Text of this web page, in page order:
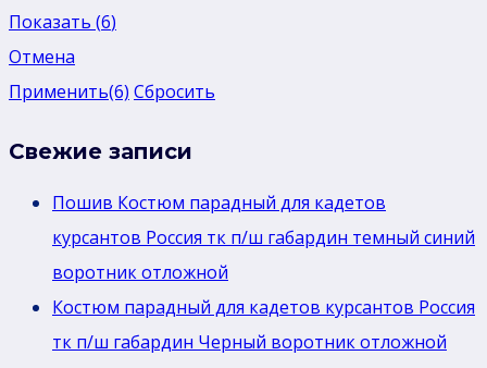
Показать (6)
Отмена
Применить(6) Сбросить
Свежие записи
Пошив Костюм парадный для кадетов
курсантов Россия тк п/ш габардин темный синий
воротник отложной
Костюм парадный для кадетов курсантов Россия
тк п/ш габардин Черный воротник отложной